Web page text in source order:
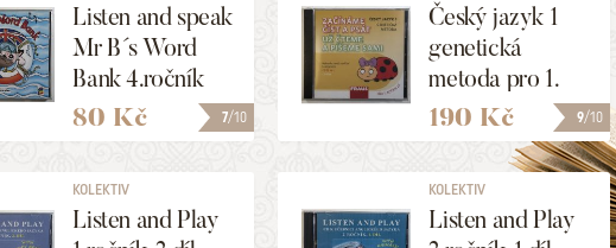
7/10
Listen and speak
Mr B´s Word
Bank 4.ročník
1.+2. díl - CD
80 Kč 9/10
Český jazyk 1
genetická
metoda pro 1.
ročník zš
190 Kč
KOLEKTIV
Listen and Play
KOLEKTIV
Listen and Play